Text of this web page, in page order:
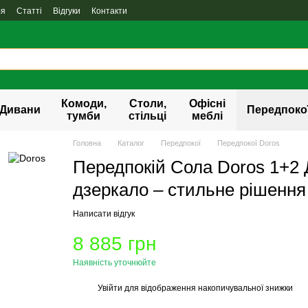
Статті Відгуки Контакти
Дивани
Комоди,
тумби
Столи,
стільці
Офісні
меблі
Головна Каталог Передпокої Передпокої Doros
Передпокій Сола Doros
дзеркало – стильне
Написати відгук
8 885 грн
Наявність уточнюйте
Увійти для відображення накопичувальної знижки